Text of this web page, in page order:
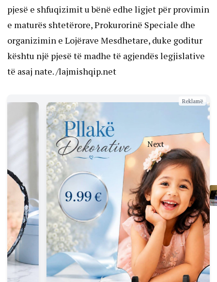
pjesë e shfuqizimit u bënë edhe ligjet për provimin
e maturës shtetërore, Prokurorinë Speciale dhe
organizimin e Lojërave Mesdhetare, duke goditur
kështu një pjesë të madhe të agjendës legjislative
të asaj nate. /lajmishqip.net
Reklamë
Next
Incident i
dhunshëm
në hyrje
të policisë
në Ferizaj:
sulmohen
zyrtarët
për një
vend
parkimi